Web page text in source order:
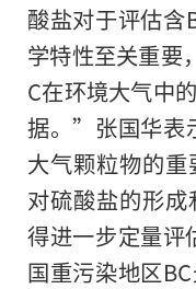
酸盐对于评估含
学特性至关重
C在环境大气中
据。”张国华表
大气颗粒物的
对硫酸盐的形
得进一步定量评
国重污染地区